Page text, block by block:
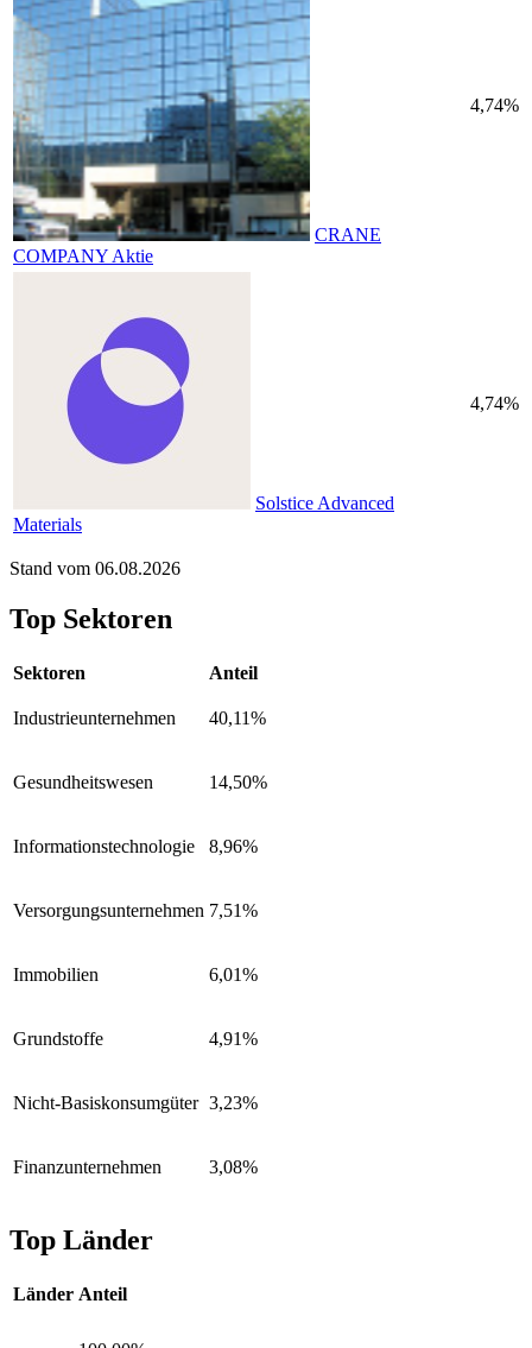
CRANE
COMPANY Aktie
4,74%
Solstice Advanced
Materials
4,74%
Stand vom 06.08.2026
Top Sektoren
Sektoren Anteil
Industrieunternehmen 40,11%
Gesundheitswesen 14,50%
Informationstechnologie 8,96%
Versorgungsunternehmen 7,51%
Immobilien 6,01%
Grundstoffe 4,91%
Nicht-Basiskonsumgüter 3,23%
Finanzunternehmen 3,08%
Top Länder
Länder Anteil